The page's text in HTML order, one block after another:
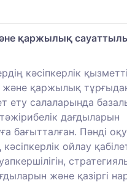
қаржылық
кәсіпкерлік қызметті
қаржылық
ету салаларында
дағдыларын
бағытталған. Пәнді оқу
ойлау
және қазіргі